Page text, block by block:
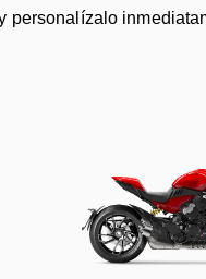
personalízalo